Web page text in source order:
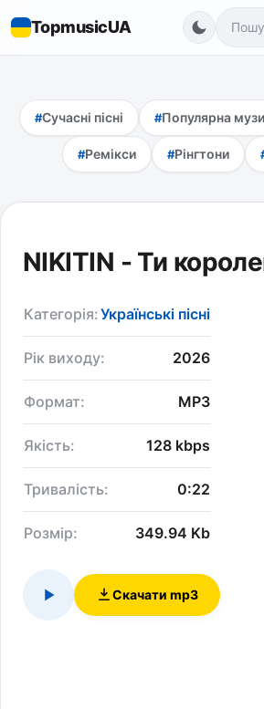
TopmusicUA
Сучасні пісні Популярна
Ремікси Рінгтони
NIKITIN - Ти
Категорія:Українські пісні
Рік виходу: 2026
Формат: MP3
Якість: 128 kbps
Тривалість: 0:22
Розмір: 349.94 Kb
Скачати mp3